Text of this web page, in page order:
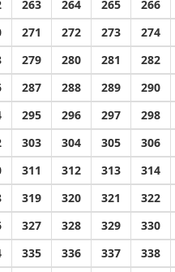
263 264 265 266
271 272 273 274
279 280 281 282
287 288 289 290
295 296 297 298
303 304 305 306
311 312 313 314
319 320 321 322
327 328 329 330
335 336 337 338